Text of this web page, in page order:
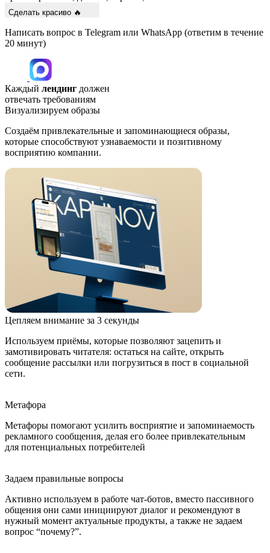
Сделать красиво 🔥
Написать вопрос в Telegram или WhatsApp (ответим в течение
20 минут)
Каждый лендинг должен
отвечать требованиям
Визуализируем образы
Создаём привлекательные и запоминающиеся образы,
которые способствуют узнаваемости и позитивному
восприятию компании.
Цепляем внимание за 3 секунды
Используем приёмы, которые позволяют зацепить и
замотивировать читателя: остаться на сайте, открыть
сообщение рассылки или погрузиться в пост в социальной
сети.
Метафора
Метафоры помогают усилить восприятие и запоминаемость
рекламного сообщения, делая его более привлекательным
для потенциальных потребителей
Задаем правильные вопросы
Активно используем в работе чат-ботов, вместо пассивного
общения они сами инициируют диалог и рекомендуют в
нужный момент актуальные продукты, а также не задаем
вопрос “почему?”.